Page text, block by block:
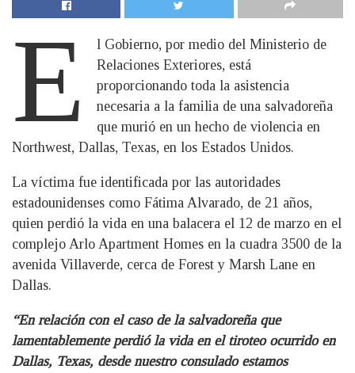
E
l Gobierno, por medio del Ministerio de
Relaciones Exteriores, está
proporcionando toda la asistencia
necesaria a la familia de una salvadoreña
que murió en un hecho de violencia en
Northwest, Dallas, Texas, en los Estados Unidos.
La víctima fue identificada por las autoridades
estadounidenses como Fátima Alvarado, de 21 años,
quien perdió la vida en una balacera el 12 de marzo en el
complejo Arlo Apartment Homes en la cuadra 3500 de la
avenida Villaverde, cerca de Forest y Marsh Lane en
Dallas.
“En relación con el caso de la salvadoreña que
lamentablemente perdió la vida en el tiroteo ocurrido en
Dallas, Texas, desde nuestro consulado estamos